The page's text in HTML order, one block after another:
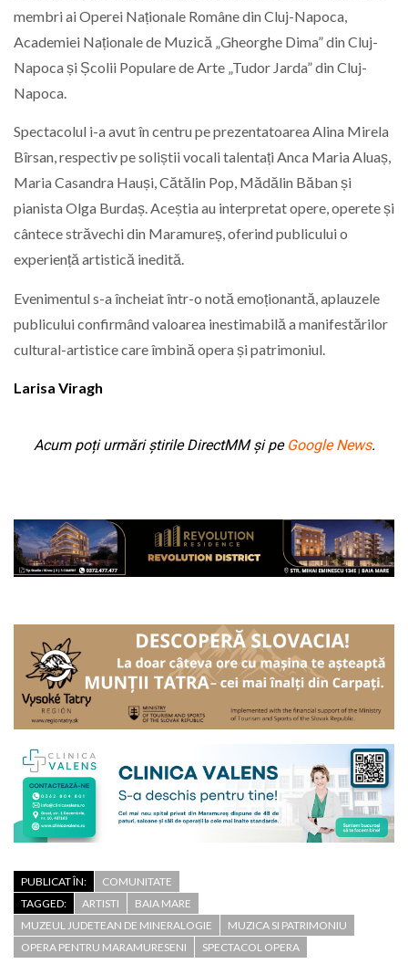
membri ai Operei Naționale Române din Cluj-Napoca,
Academiei Naționale de Muzică „Gheorghe Dima” din Cluj-
Napoca și Școlii Populare de Arte „Tudor Jarda” din Cluj-
Napoca.
Spectacolul i-a avut în centru pe prezentatoarea Alina Mirela
Bîrsan, respectiv pe soliștii vocali talentați Anca Maria Aluaș,
Maria Casandra Hauși, Cătălin Pop, Mădălin Băban și
pianista Olga Burdaș. Aceștia au interpretat opere, operete și
cântece străvechi din Maramureș, oferind publicului o
experiență artistică inedită.
Evenimentul s-a încheiat într-o notă emoționantă, aplauzele
publicului confirmând valoarea inestimabilă a manifestărilor
cultural-artistice care îmbină opera și patrimoniul.
Larisa Viragh
Acum poți urmări știrile DirectMM și pe Google News.
PUBLICAT ÎN:
COMUNITATE
TAGGED:
ARTISTI
BAIA MARE
MUZEUL JUDETEAN DE MINERALOGIE
MUZICA SI PATRIMONIU
OPERA PENTRU MARAMURESENI
SPECTACOL OPERA